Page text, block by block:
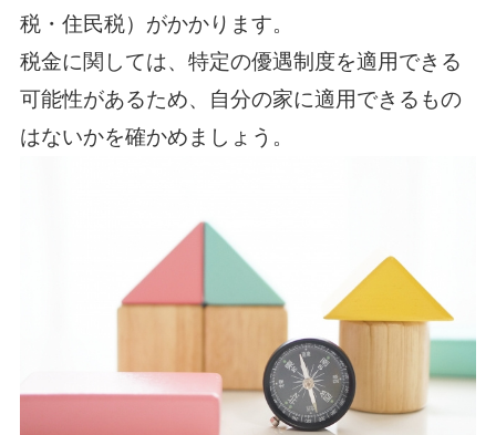
税・住民税）がかかります。
税金に関しては、特定の優遇制度を適用できる
可能性があるため、自分の家に適用できるもの
はないかを確かめましょう。